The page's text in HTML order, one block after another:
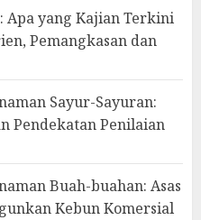
Apa yang Kajian Terkini
Pemangkasan dan
Sayur-Sayuran:
Pendekatan Penilaian
Buah-buahan: Asas
Kebun Komersial